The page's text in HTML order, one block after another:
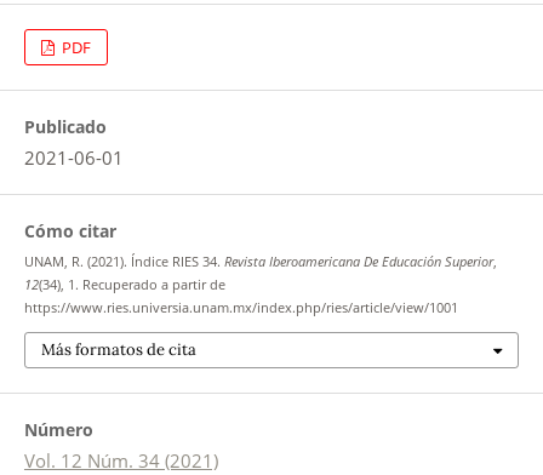
PDF
Publicado
2021-06-01
Cómo citar
UNAM, R. (2021). Índice RIES 34. Revista Iberoamericana De Educación Superior,
12(34), 1. Recuperado a partir de
https://www.ries.universia.unam.mx/index.php/ries/article/view/1001
Más formatos de cita
Número
Vol. 12 Núm. 34 (2021)